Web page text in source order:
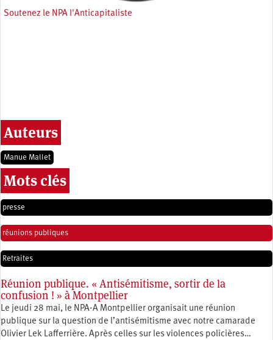
Soutenez le NPA l'Anticapitaliste
Auteurs
Manue Mallet
Mots clés
presse
réunions publiques
Retraites
Réunion publique. « Antisémitisme, sortir de la
confusion ! » à Montpellier
Le jeudi 28 mai, le NPA-A Montpellier organisait une réunion
publique sur la question de l’antisémitisme avec notre camarade
Olivier Lek Lafferrière. Après celles sur les violences policières…